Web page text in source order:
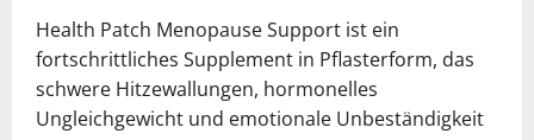
Health Patch Menopause Support ist ein
fortschrittliches Supplement in Pflasterform, das
schwere Hitzewallungen, hormonelles
Ungleichgewicht und emotionale Unbeständigkeit